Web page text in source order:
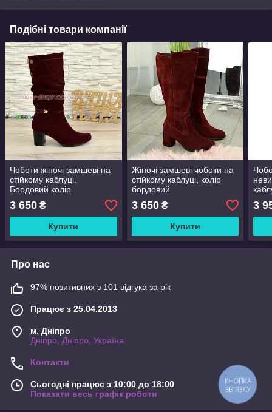
Подібні товари компанії
Чоботи жіночі замшеві на
стійкому каблуці.
Бордовий колір
3 650 ₴
Купити
Жіночі замшеві чоботи на
стійкому каблуці, колір
бордовий
3 650₴
Купити
3
Про нас
97% позитивних з 101 відгука за рік
Працює з 25.04.2013
м. Дніпро
Дніпро, Дніпро, Україна
Контакти
Сьогодні працює з 10:00 до 18:00
Показати весь графік роботи
КНОПКА
ЗВ'ЯЗКУ